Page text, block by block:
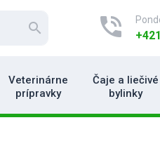
search phone_in_talk
Veterinárne
prípravky
Čaje a liečivé
bylinky